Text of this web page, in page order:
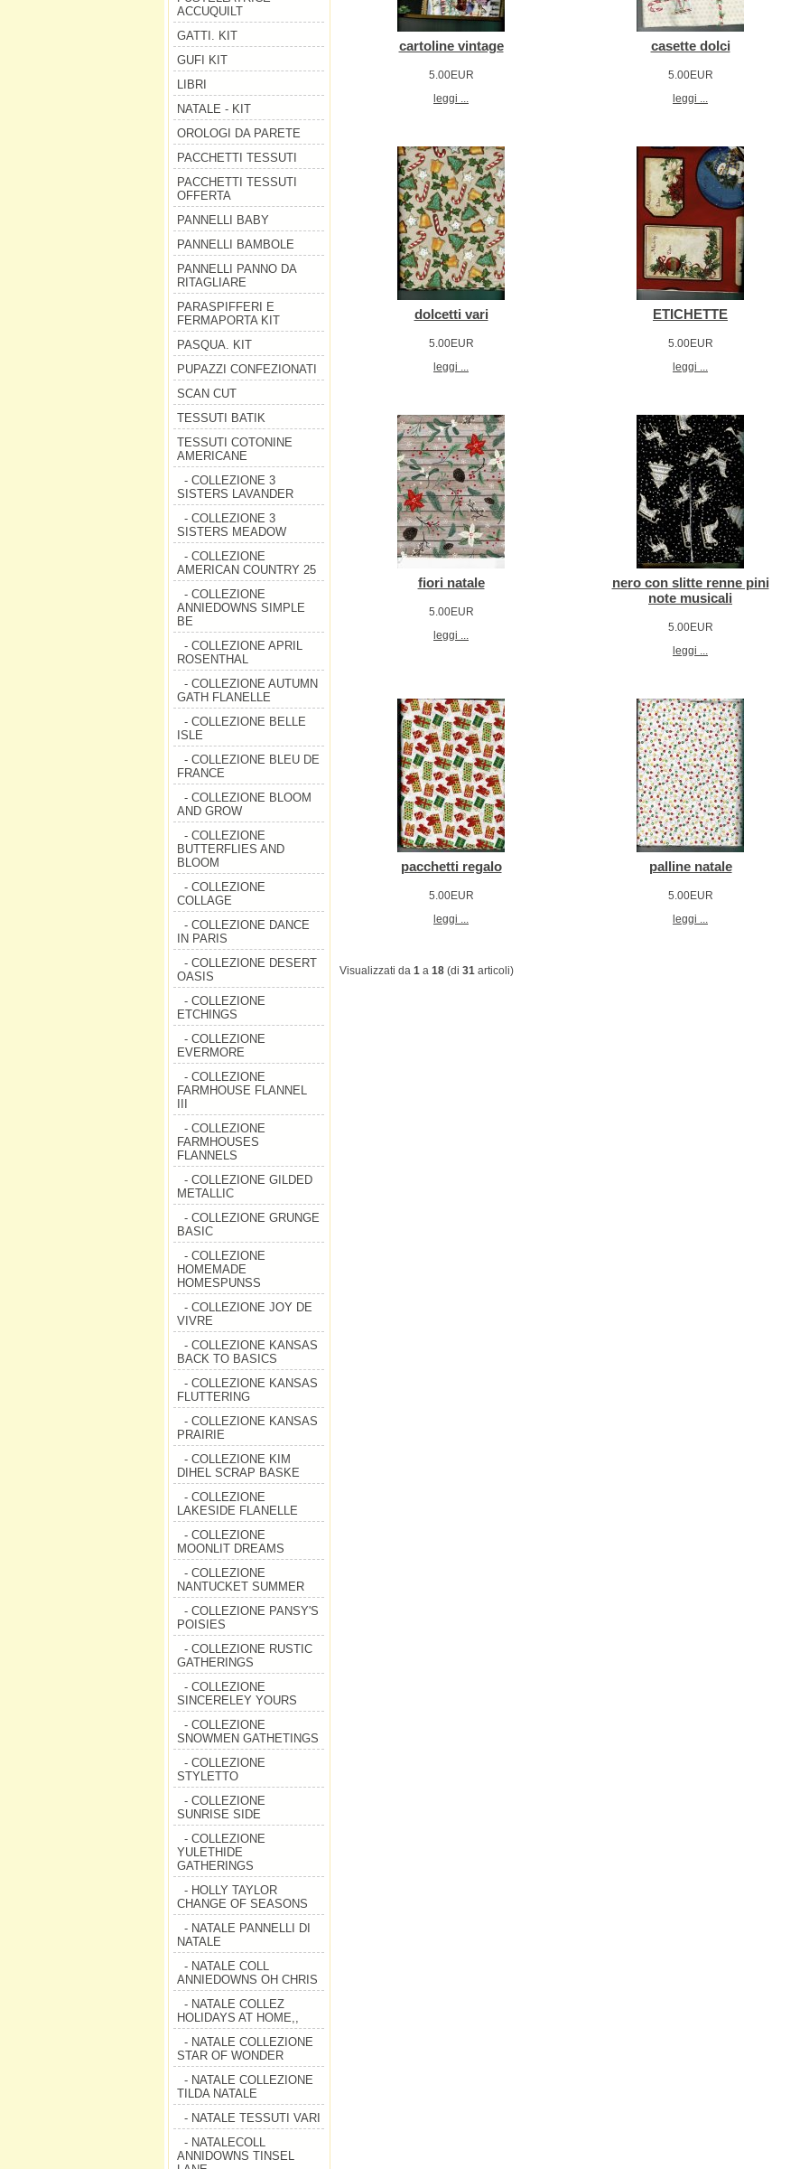
ACCUQUILT
GATTI. KIT
GUFI KIT
LIBRI
NATALE - KIT
OROLOGI DA PARETE
PACCHETTI TESSUTI
PACCHETTI TESSUTI
OFFERTA
PANNELLI BABY
PANNELLI BAMBOLE
PANNELLI PANNO DA
RITAGLIARE
PARASPIFFERI E
FERMAPORTA KIT
PASQUA. KIT
PUPAZZI CONFEZIONATI
SCAN CUT
TESSUTI BATIK
TESSUTI COTONINE
AMERICANE
- COLLEZIONE 3
SISTERS LAVANDER
- COLLEZIONE 3
SISTERS MEADOW
- COLLEZIONE
AMERICAN COUNTRY 25
- COLLEZIONE
ANNIEDOWNS SIMPLE
BE
- COLLEZIONE APRIL
ROSENTHAL
- COLLEZIONE AUTUMN
GATH FLANELLE
- COLLEZIONE BELLE
ISLE
- COLLEZIONE BLEU DE
FRANCE
- COLLEZIONE BLOOM
AND GROW
- COLLEZIONE
BUTTERFLIES AND
BLOOM
- COLLEZIONE
COLLAGE
- COLLEZIONE DANCE
IN PARIS
- COLLEZIONE DESERT
OASIS
- COLLEZIONE
ETCHINGS
- COLLEZIONE
EVERMORE
- COLLEZIONE
FARMHOUSE FLANNEL
- COLLEZIONE
FARMHOUSES
FLANNELS
- COLLEZIONE GILDED
METALLIC
- COLLEZIONE GRUNGE
BASIC
- COLLEZIONE
HOMEMADE
HOMESPUNSS
- COLLEZIONE JOY DE
VIVRE
- COLLEZIONE KANSAS
BACK TO BASICS
- COLLEZIONE KANSAS
FLUTTERING
- COLLEZIONE KANSAS
PRAIRIE
- COLLEZIONE KIM
DIHEL SCRAP BASKE
- COLLEZIONE
LAKESIDE FLANELLE
- COLLEZIONE
MOONLIT DREAMS
- COLLEZIONE
NANTUCKET SUMMER
- COLLEZIONE PANSY'S
POISIES
- COLLEZIONE RUSTIC
GATHERINGS
- COLLEZIONE
SINCERELEY YOURS
- COLLEZIONE
SNOWMEN GATHETINGS
- COLLEZIONE
STYLETTO
- COLLEZIONE
SUNRISE SIDE
- COLLEZIONE
YULETHIDE
GATHERINGS
- HOLLY TAYLOR
CHANGE OF SEASONS
- NATALE PANNELLI DI
NATALE
- NATALE COLL
ANNIEDOWNS OH CHRIS
- NATALE COLLEZ
HOLIDAYS AT HOME,,
- NATALE COLLEZIONE
STAR OF WONDER
- NATALE COLLEZIONE
TILDA NATALE
- NATALE TESSUTI VARI
- NATALECOLL
ANNIDOWNS TINSEL
cartoline vintage
5.00EUR
leggi ...
casette dolci
5.00EUR
leggi ...
dolcetti vari
5.00EUR
leggi ...
ETICHETTE
5.00EUR
leggi ...
fiori natale
5.00EUR
leggi ...
nero con slitte renne pini
note musicali
5.00EUR
leggi ...
pacchetti regalo
5.00EUR
leggi ...
palline natale
5.00EUR
leggi ...
Visualizzati da1 a18 (di31 articoli)